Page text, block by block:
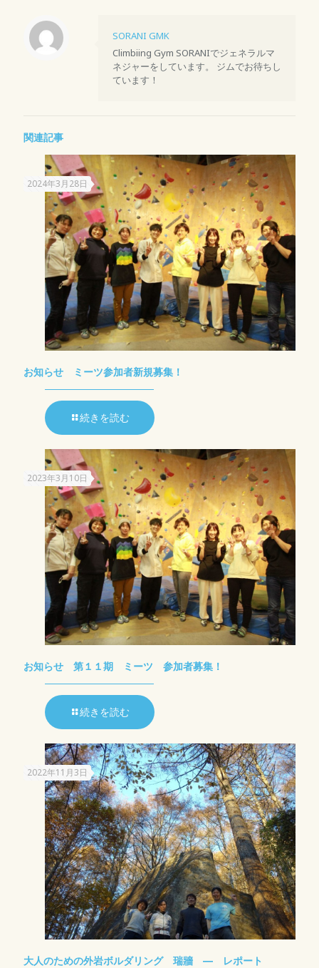
SORANI GMK
Climbiing Gym SORANIでジェネラルマ
ネジャーをしています。 ジムでお待ちし
ています！
関連記事
2024年3月28日
お知らせ ミーツ参加者新規募集！
続きを読む
2023年3月10日
お知らせ 第１１期 ミーツ 参加者募集！
続きを読む
2022年11月3日
大人のための外岩ボルダリング 瑞牆 ― レポート